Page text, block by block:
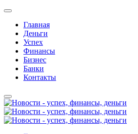
Главная
Деньги
Успех
Финансы
Бизнес
Банки
Контакты